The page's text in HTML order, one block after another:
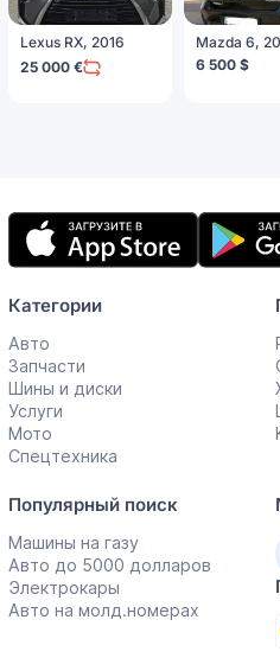
Lexus RX, 2016
25 000 €
Mazda 6,
6 500 $
Мобильное
приложение
Категории
Авто
Запчасти
Шины и диски
Услуги
Мото
Спецтехника
Популярный поиск
Машины на газу
Авто до 5000 долларов
Электрокары
Авто на молд.номерах